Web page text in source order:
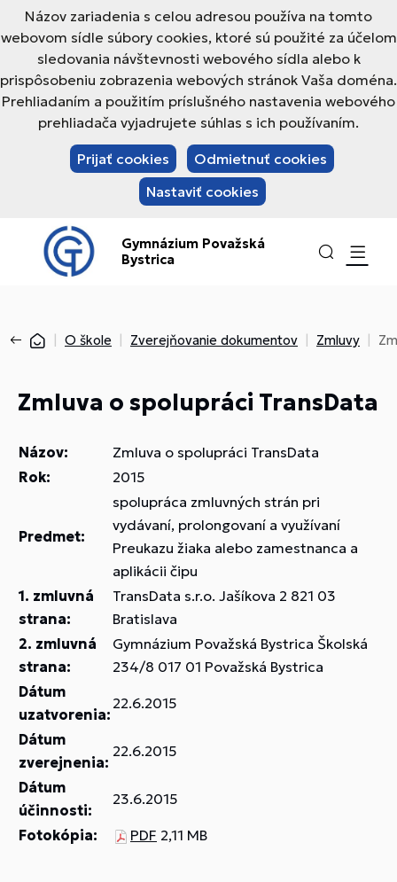
Názov zariadenia s celou adresou používa na tomto
webovom sídle súbory cookies, ktoré sú použité za účelom
sledovania návštevnosti webového sídla alebo k
prispôsobeniu zobrazenia webových stránok Vaša doména.
Prehliadaním a použitím príslušného nastavenia webového
prehliadača vyjadrujete súhlas s ich používaním.
Prijať cookies
Odmietnuť cookies
Nastaviť cookies
Gymnázium Považská
Bystrica
O škole Zverejňovanie dokumentov Zmluvy
Zmluva o spolupráci TransData
Názov:
Zmluva o spolupráci TransData
Rok:
2015
Predmet:
spolupráca zmluvných strán pri
vydávaní, prolongovaní a využívaní
Preukazu žiaka alebo zamestnanca a
aplikácii čipu
1. zmluvná
strana:
TransData s.r.o. Jašíkova 2 821 03
Bratislava
2. zmluvná
strana:
Gymnázium Považská Bystrica Školská
234/8 017 01 Považská Bystrica
Dátum
uzatvorenia:
22.6.2015
Dátum
zverejnenia:
22.6.2015
Dátum
účinnosti:
23.6.2015
Fotokópia: PDF 2,11 MB